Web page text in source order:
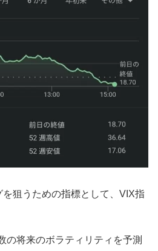
狙うための指標として、VIX指
の将来のボラティリティを予測